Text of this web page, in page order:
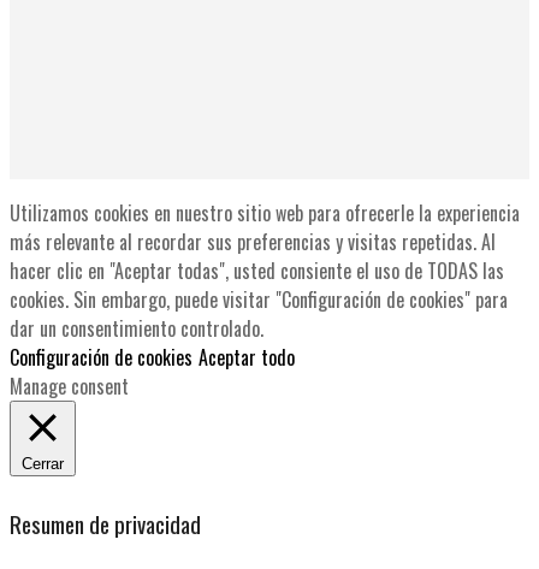
Utilizamos cookies en nuestro sitio web para ofrecerle la experiencia
más relevante al recordar sus preferencias y visitas repetidas. Al
hacer clic en "Aceptar todas", usted consiente el uso de TODAS las
cookies. Sin embargo, puede visitar "Configuración de cookies" para
dar un consentimiento controlado.
Configuración de cookies Aceptar todo
Manage consent
Cerrar
Resumen de privacidad